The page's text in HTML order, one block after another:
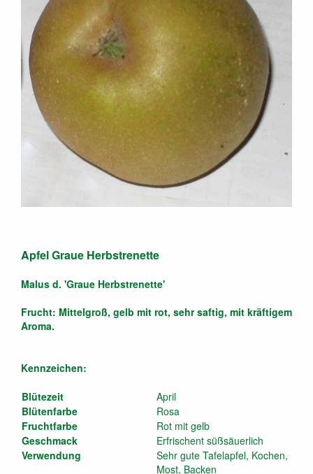
Apfel Graue Herbstrenette
Malus d. 'Graue Herbstrenette'
Frucht: Mittelgroß, gelb mit rot, sehr saftig, mit kräftigem
Aroma.
Kennzeichen:
Blütezeit
April
Blütenfarbe
Rosa
Fruchtfarbe
Rot mit gelb
Geschmack
Erfrischent süßsäuerlich
Verwendung
Sehr gute Tafelapfel, Kochen,
Most, Backen